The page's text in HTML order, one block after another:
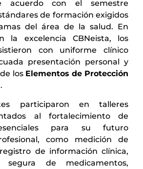
acuerdo con el semestre
de formación exigidos
del área de la salud. En
la excelencia CBNeista, los
con uniforme clínico
presentación personal y
los Elementos de Protección
.
participaron en talleres
al fortalecimiento de
para su futuro
como medición de
de información clínica,
segura de medicamentos,